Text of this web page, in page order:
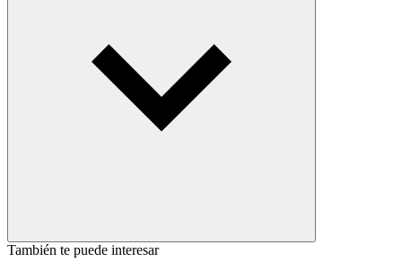
También te puede interesar